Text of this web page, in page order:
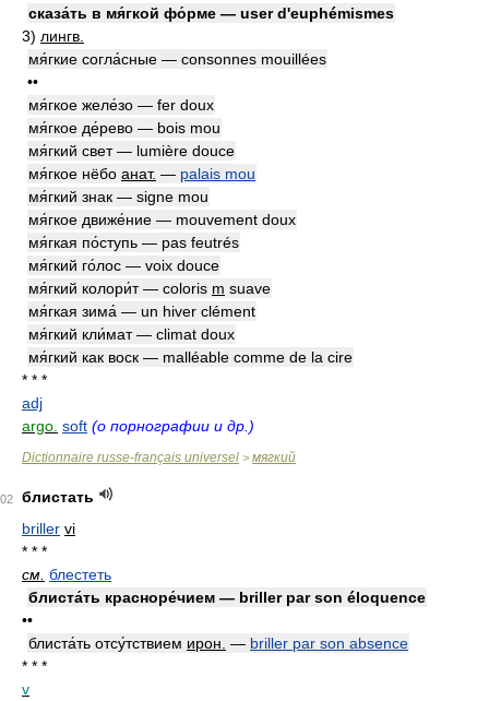
сказа́ть в мя́гкой фо́рме — user d'euphémismes
3) лингв.
мя́гкие согла́сные — consonnes mouillées
••
мя́гкое желе́зо — fer doux
мя́гкое де́рево — bois mou
мя́гкий свет — lumière douce
мя́гкое нёбо анат. — palais mou
мя́гкий знак — signe mou
мя́гкое движе́ние — mouvement doux
мя́гкая по́ступь — pas feutrés
мя́гкий го́лос — voix douce
мя́гкий колори́т — coloris m suave
мя́гкая зима́ — un hiver clément
мя́гкий кли́мат — climat doux
мя́гкий как воск — malléable comme de la cire
* * *
adj
argo. soft (о порнографии и др.)
Dictionnaire russe-français universel > мягкий
блистать
briller vi
* * *
см. блестеть
блиста́ть красноре́чием — briller par son éloquence
••
блиста́ть отсу́тствием ирон. — briller par son absence
* * *
v